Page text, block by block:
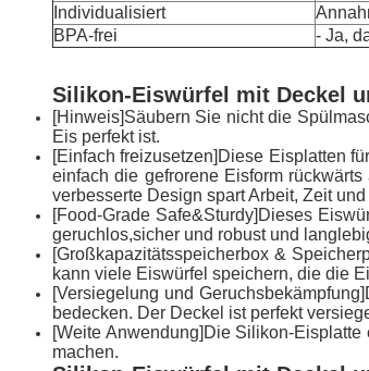
Individualisiert
BPA-frei
- Ja,
Silikon-Eiswürfel mit Deckel
[Hinweis]Säubern Sie nicht die
Eis perfekt ist.
[Einfach freizusetzen]Diese Eisplatten
einfach die gefrorene Eisform
verbesserte Design spart Arbeit, Zeit
[Food-Grade Safe&Sturdy]Dieses
geruchlos,sicher und robust und
[Großkapazitätsspeicherbox &
kann viele Eiswürfel speichern, die die
[Versiegelung und Geruchsbekämpfung]
bedecken. Der Deckel ist perfekt
[Weite Anwendung] Die Silikon-Eisplatte
machen.